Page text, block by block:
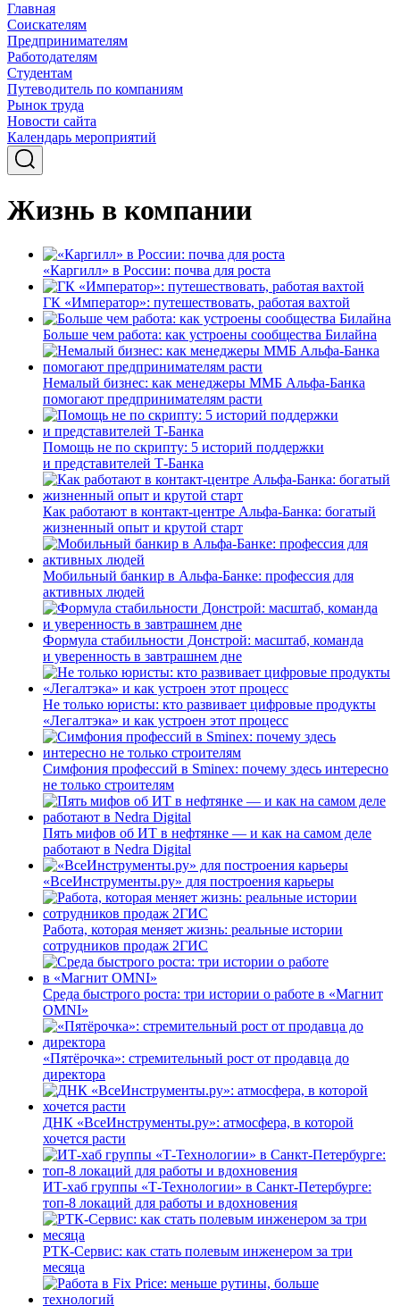
Главная
Соискателям
Предпринимателям
Работодателям
Студентам
Путеводитель по компаниям
Рынок труда
Новости сайта
Календарь мероприятий
Жизнь в компании
«Каргилл» в России: почва для роста
ГК «Император»: путешествовать, работая вахтой
Больше чем работа: как устроены сообщества Билайна
Немалый бизнес: как менеджеры ММБ Альфа-Банка
помогают предпринимателям расти
Помощь не по скрипту: 5 историй поддержки
и представителей Т-Банка
Как работают в контакт-центре Альфа-Банка: богатый
жизненный опыт и крутой старт
Мобильный банкир в Альфа-Банке: профессия для
активных людей
Формула стабильности Донстрой: масштаб, команда
и уверенность в завтрашнем дне
Не только юристы: кто развивает цифровые продукты
«Легалтэка» и как устроен этот процесс
Симфония профессий в Sminex: почему здесь интересно
не только строителям
Пять мифов об ИТ в нефтянке — и как на самом деле
работают в Nedra Digital
«ВсеИнструменты.ру» для построения карьеры
Работа, которая меняет жизнь: реальные истории
сотрудников продаж 2ГИС
Среда быстрого роста: три истории о работе в «Магнит
OMNI»
«Пятёрочка»: стремительный рост от продавца до
директора
ДНК «ВсеИнструменты.ру»: атмосфера, в которой
хочется расти
ИТ-хаб группы «Т-Технологии» в Санкт-Петербурге:
топ-8 локаций для работы и вдохновения
РТК-Сервис: как стать полевым инженером за три
месяца